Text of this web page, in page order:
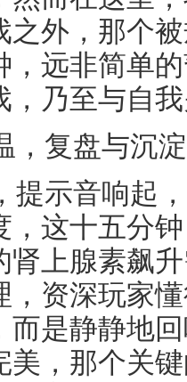
之外，那个
，远非简单
，乃至与自
，复盘与沉
提示音响起
，这十五分
肾上腺素飙
，资深玩家
而是静静地
美，那个关